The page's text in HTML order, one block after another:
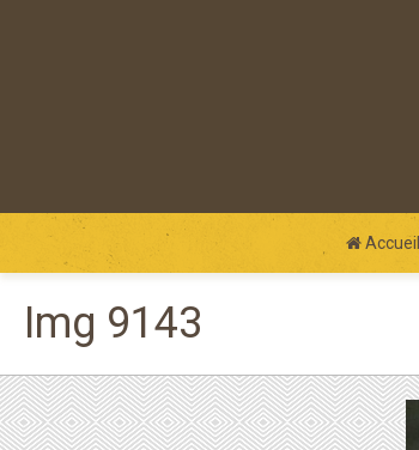
Accueil
Img 9143